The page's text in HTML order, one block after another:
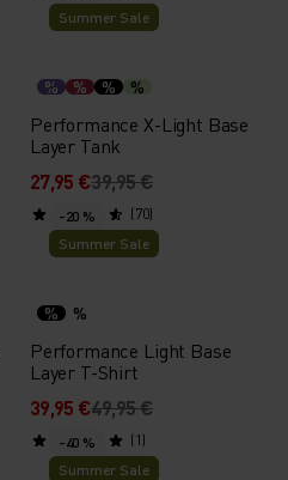
Summer Sale
% % % %
Performance X-Light Base
Layer Tank
27,95 €39,95 €
(70)
-20 %
Summer Sale
% %
Performance Light Base
Layer T-Shirt
39,95 €49,95 €
(1)
-40 %
Summer Sale